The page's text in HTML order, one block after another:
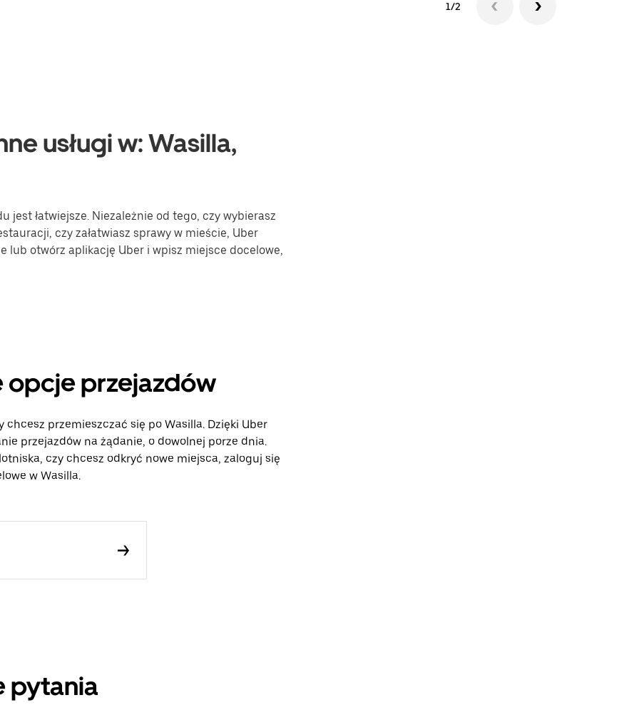
1/2
usługi w: Wasilla,
jest łatwiejsze. Niezależnie od tego, czy wybierasz
czy załatwiasz sprawy w mieście, Uber
lub otwórz aplikację Uber i wpisz miejsce docelowe,
opcje przejazdów
przemieszczać się po Wasilla. Dzięki Uber
przejazdów na żądanie, o dowolnej porze dnia.
czy chcesz odkryć nowe miejsca, zaloguj się
w Wasilla.
pytania